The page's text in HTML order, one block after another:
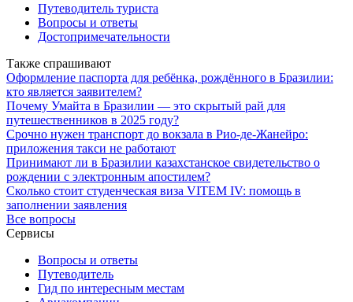
Путеводитель туриста
Вопросы и ответы
Достопримечательности
Также спрашивают
Оформление паспорта для ребёнка, рождённого в Бразилии:
кто является заявителем?
Почему Умайта в Бразилии — это скрытый рай для
путешественников в 2025 году?
Срочно нужен транспорт до вокзала в Рио-де-Жанейро:
приложения такси не работают
Принимают ли в Бразилии казахстанское свидетельство о
рождении с электронным апостилем?
Сколько стоит студенческая виза VITEM IV: помощь в
заполнении заявления
Все вопросы
Сервисы
Вопросы и ответы
Путеводитель
Гид по интересным местам